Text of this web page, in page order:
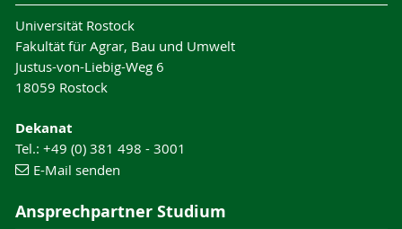
Universität Rostock
Fakultät für Agrar, Bau und Umwelt
Justus-von-Liebig-Weg 6
18059 Rostock
Dekanat
Tel.: +49 (0) 381 498 - 3001
E-Mail senden
Ansprechpartner Studium